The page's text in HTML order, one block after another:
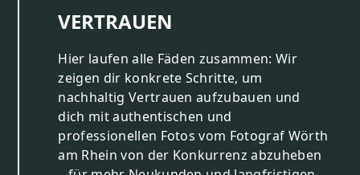
VERTRAUEN
Hier laufen alle Fäden zusammen: Wir
zeigen dir konkrete Schritte, um
nachhaltig Vertrauen aufzubauen und
dich mit authentischen und
professionellen Fotos vom Fotograf Wörth
am Rhein von der Konkurrenz abzuheben